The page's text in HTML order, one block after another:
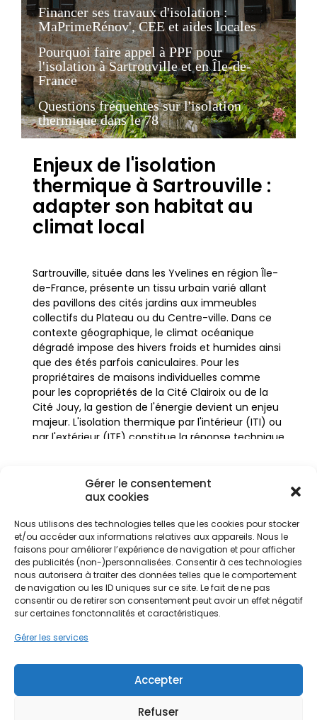
Gérer le consentement
aux cookies
Nous utilisons des technologies telles que les cookies pour stocker
et/ou accéder aux informations relatives aux appareils. Nous le
faisons pour améliorer l’expérience de navigation et pour afficher
des publicités (non-)personnalisées. Consentir à ces technologies
nous autorisera à traiter des données telles que le comportement
de navigation ou les ID uniques sur ce site. Le fait de ne pas
consentir ou de retirer son consentement peut avoir un effet négatif
sur certaines fonctonnalités et caractéristiques.
Gérer les services
Accepter
Refuser
Financer ses travaux d'isolation :
MaPrimeRénov', CEE et aides locales
Pourquoi faire appel à PPF pour
l'isolation à Sartrouville et en Île-de-
France
Questions fréquentes sur l'isolation
thermique dans le 78
Enjeux de l'isolation
thermique à Sartrouville :
adapter son habitat au
climat local
Sartrouville, située dans les Yvelines en région Île-
de-France, présente un tissu urbain varié allant
des pavillons des cités jardins aux immeubles
collectifs du Plateau ou du Centre-ville. Dans ce
contexte géographique, le climat océanique
dégradé impose des hivers froids et humides ainsi
que des étés parfois caniculaires. Pour les
propriétaires de maisons individuelles comme
pour les copropriétés de la Cité Clairoix ou de la
Cité Jouy, la gestion de l'énergie devient un enjeu
majeur. L'isolation thermique par l'intérieur (ITI) ou
par l'extérieur (ITE) constitue la réponse technique
global du logement.
Le parc immobilier sartrouvillois, souvent ancien
ou construit durant les Trente Glorieuses, souffre
fréquemment d'une isolation insuffisante. Les
murs mal isolés laissent s'échapper une part
considérable de la chaleur, entraînant des
factures énergétiques élevées et une sensation
de paroi froide désagréable. Entreprendre des
travaux d'isolation des murs permet non
bâtiment, mais aussi de valoriser le bien
immobilier dans une zone dynamique proche de
Argenteuil ou Houilles.
Ne passez pas à côté de vos
aides !
Faites vite, les budgets
MaPrimeRénov' sont annuels et
limités. Les dossiers sont traités
par ordre d'arrivée.
Contactez-nous maintenant
pour maximiser vos aides !